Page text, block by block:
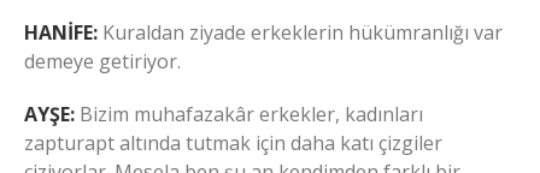
HANİFE: Kuraldan ziyade erkeklerin hükümranlığı var
demeye getiriyor.
AYŞE: Bizim muhafazakâr erkekler, kadınları
zapturapt altında tutmak için daha katı çizgiler